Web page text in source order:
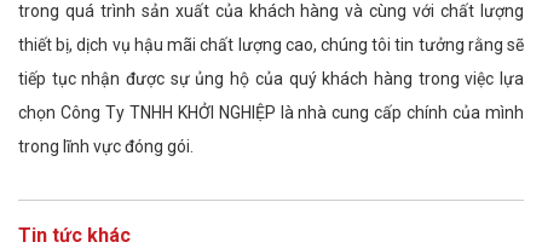
trong quá trình sản xuất của khách hàng và cùng với chất lượng
thiết bị, dịch vụ hậu mãi chất lượng cao, chúng tôi tin tưởng rằng sẽ
tiếp tục nhận được sự ủng hộ của quý khách hàng trong việc lựa
chọn Công Ty TNHH KHỞI NGHIỆP là nhà cung cấp chính của mình
trong lĩnh vực đóng gói.
Tin tức khác